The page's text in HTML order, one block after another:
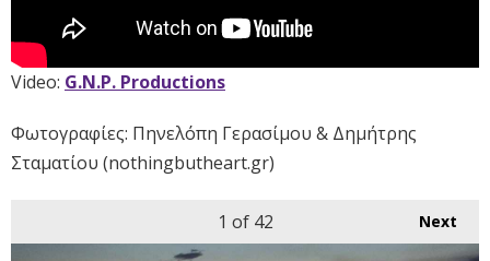
Video: G.N.P. Productions
Φωτογραφίες: Πηνελόπη Γερασίμου & Δημήτρης
Σταματίου (nothingbutheart.gr)
Next
1 of 42